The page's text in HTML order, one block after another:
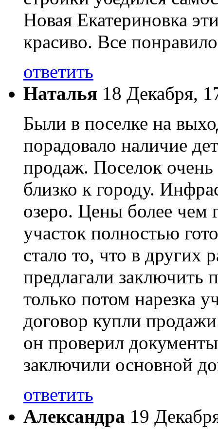
Новая Екатериновка
красиво. Все
ответить
Наталья 18 Декабря,
Были в поселке на
порадовало наличие
продаж. Поселок
близко к городу.
озеро. Цены более
участок полностью
стало то, что в других
предлагали заключить
только потом нарезка
договор купли
он проверил
заключили основной
ответить
Александра 19